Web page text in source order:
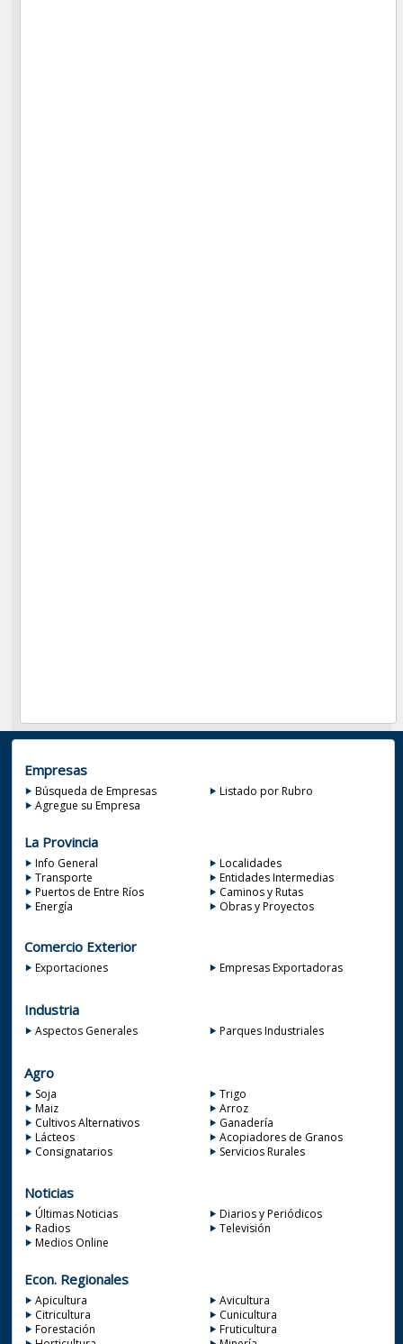
Empresas
Búsqueda de Empresas
Listado por Rubro
Agregue su Empresa
La Provincia
Info General
Localidades
Transporte
Entidades Intermedias
Puertos de Entre Ríos
Caminos y Rutas
Energía
Obras y Proyectos
Comercio Exterior
Exportaciones Empresas Exportadoras
Industria
Aspectos Generales Parques Industriales
Agro
Soja
Trigo
Maiz
Arroz
Cultivos Alternativos
Ganadería
Lácteos
Acopiadores de Granos
Consignatarios
Servicios Rurales
Noticias
Últimas Noticias
Diarios y Periódicos
Radios
Televisión
Medios Online
Econ. Regionales
Apicultura
Avicultura
Citricultura
Cunicultura
Forestación
Fruticultura